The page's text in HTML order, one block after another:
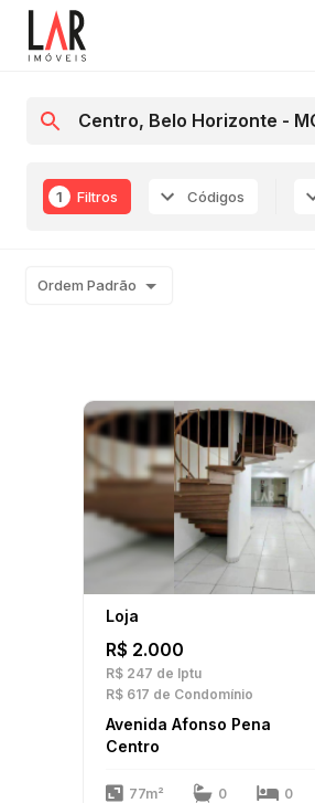
1 Filtros Códigos
Ordem Padrão
Loja
R$ 2.000
R$ 247 de Iptu
R$ 617 de Condomínio
Avenida Afonso Pena
Centro
77m² 0 0